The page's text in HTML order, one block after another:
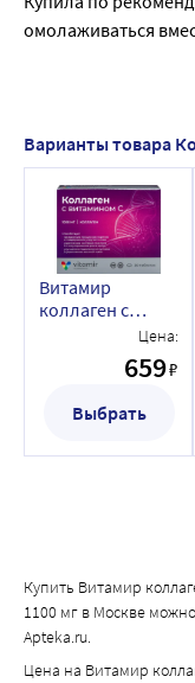
клетках, что в
преждевременного
гидроксипролином
улучшению
процессов в коже.
К этой серии
• ?Гиалуроновая
• ?Остеонорм Баланс
• ?Кожа, ногти,
омолаживаться
Варианты товара
Витамир
коллаген с
витамином с 30
шт. таблетки
массой 1100 мг
Цена:
659₽
Выбрать
Купить Витамир
1100 мг в Москве
Apteka.ru.
Цена на Витамир